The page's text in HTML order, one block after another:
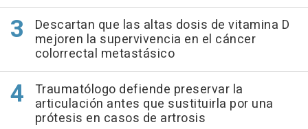
Descartan que las altas dosis de vitamina D
mejoren la supervivencia en el cáncer
colorrectal metastásico
Traumatólogo defiende preservar la
articulación antes que sustituirla por una
prótesis en casos de artrosis